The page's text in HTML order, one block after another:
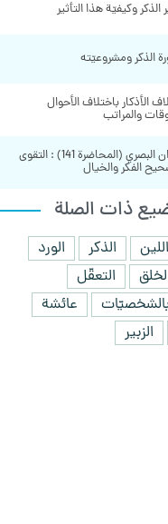
الذكر وكيفيّة هذا التأثير
الذكر ومشروعيّته
والمراتب
الفكر والخيال
ذات الصلة
الذكر
الورد
التعقّل
بالشخصيّات
عائشة
الزبير